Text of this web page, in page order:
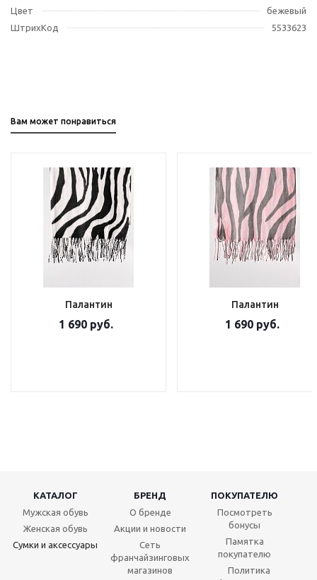
Цвет
бежевый
ШтрихКод
5533623
Вам может понравиться
Палантин
1 690 руб.
Палантин
1 690 руб.
КАТАЛОГ БРЕНД
ПОКУПАТЕЛЮ
Мужская обувь
Женская обувь
Сумки и аксессуары
О бренде
Акции и новости
Сеть
франчайзинговых
магазинов
Посмотреть
бонусы
Памятка
покупателю
Политика